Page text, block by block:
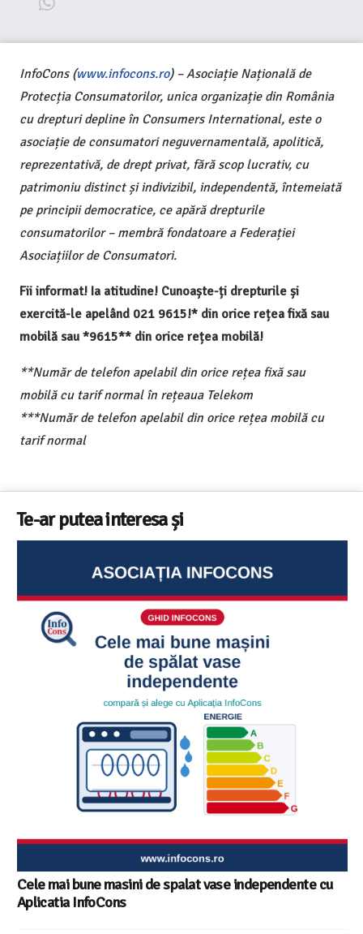
InfoCons (www.infocons.ro) – Asociație Națională de
Protecția Consumatorilor, unica organizație din România
cu drepturi depline în Consumers International, este o
asociație de consumatori neguvernamentală, apolitică,
reprezentativă, de drept privat, fără scop lucrativ, cu
patrimoniu distinct și indivizibil, independentă, întemeiată
pe principii democratice, ce apără drepturile
consumatorilor – membră fondatoare a Federației
Asociațiilor de Consumatori.
Fii informat! Ia atitudine! Cunoaște-ți drepturile și
exercită-le apelând 021 9615!* din orice rețea fixă sau
mobilă sau *9615** din orice rețea mobilă!
**Număr de telefon apelabil din orice rețea fixă sau
mobilă cu tarif normal în rețeaua Telekom
***Număr de telefon apelabil din orice rețea mobilă cu
tarif normal
Te-ar putea interesa și
Cele mai bune masini de spalat vase independente cu
Aplicatia InfoCons